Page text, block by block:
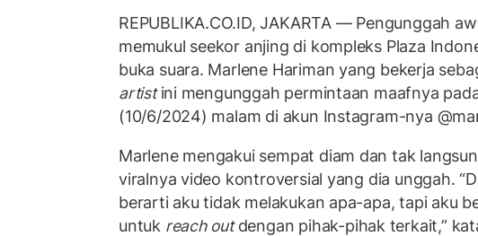
REPUBLIKA.CO.ID, JAKARTA — Pengunggah
memukul seekor anjing di kompleks Plaza
buka suara. Marlene Hariman yang bekerja
artistini mengunggah permintaan maafnya
(10/6/2024) malam di akun Instagram-nya
Marlene mengakui sempat diam dan tak
viralnya video kontroversial yang dia unggah.
berarti aku tidak melakukan apa-apa, tapi aku
untuk reach outdengan pihak-pihak terkait,”